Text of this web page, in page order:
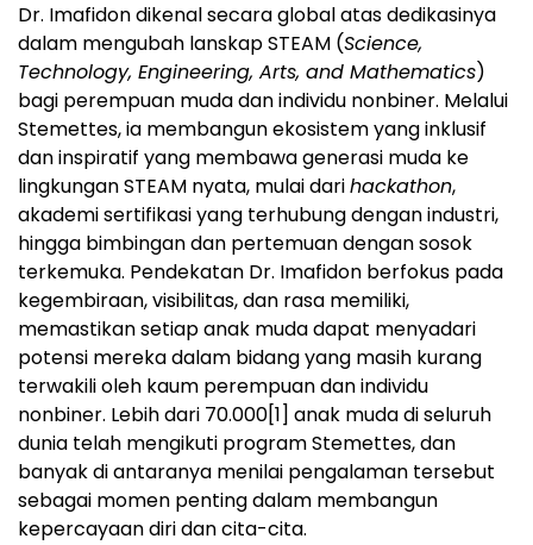
Dr. Imafidon dikenal secara global atas dedikasinya
dalam mengubah lanskap STEAM (Science,
Technology, Engineering, Arts, and Mathematics)
bagi perempuan muda dan individu nonbiner. Melalui
Stemettes, ia membangun ekosistem yang inklusif
dan inspiratif yang membawa generasi muda ke
lingkungan STEAM nyata, mulai darihackathon,
akademi sertifikasi yang terhubung dengan industri,
hingga bimbingan dan pertemuan dengan sosok
terkemuka. Pendekatan Dr. Imafidon berfokus pada
kegembiraan, visibilitas, dan rasa memiliki,
memastikan setiap anak muda dapat menyadari
potensi mereka dalam bidang yang masih kurang
terwakili oleh kaum perempuan dan individu
nonbiner. Lebih dari 70.000[1] anak muda di seluruh
dunia telah mengikuti program Stemettes, dan
banyak di antaranya menilai pengalaman tersebut
sebagai momen penting dalam membangun
kepercayaan diri dan cita-cita.